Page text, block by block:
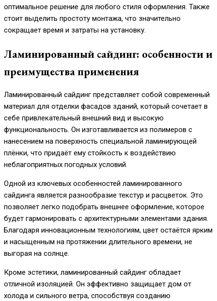
оптимальное решение для любого стиля оформления. Также
стоит выделить простоту монтажа, что значительно
сокращает время и затраты на установку.
Ламинированный сайдинг: особенности и
преимущества применения
Ламинированный сайдинг представляет собой современный
материал для отделки фасадов зданий, который сочетает в
себе привлекательный внешний вид и высокую
функциональность. Он изготавливается из полимеров с
нанесением на поверхность специальной ламинирующей
плёнки, что придаёт ему стойкость к воздействию
неблагоприятных погодных условий.
Одной из ключевых особенностей ламинированного
сайдинга является разнообразие текстур и расцветок. Это
позволяет легко подобрать внешнее оформление, которое
будет гармонировать с архитектурными элементами здания.
Благодаря инновационным технологиям, цвет остаётся ярким
и насыщенным на протяжении длительного времени, не
выгорая на солнце.
Кроме эстетики, ламинированный сайдинг обладает
отличной изоляцией. Он эффективно защищает дом от
холода и сильного ветра, способствуя созданию